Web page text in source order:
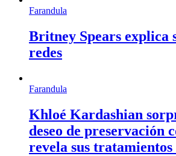
Farandula
Britney Spears explica
redes
Farandula
Khloé Kardashian
deseo de preservación
revela sus tratamientos